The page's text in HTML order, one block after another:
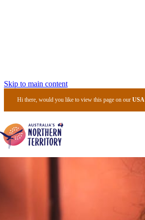
Skip to main content
Hi there, would you like to view this page on ourUSA